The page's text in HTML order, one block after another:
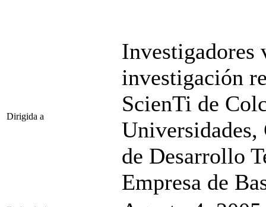
Dirigida a
Investigadores
investigación
ScienTi de
Universidades,
de Desarrollo
Empresa de